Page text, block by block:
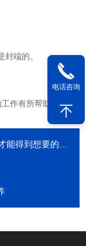
端的。
作有所帮助！
得到想要的效果
电话咨询